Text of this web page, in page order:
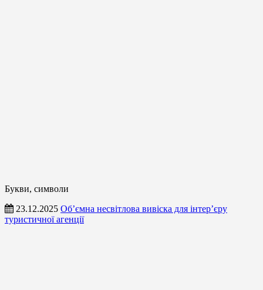
Букви, символи
23.12.2025 Об’ємна несвітлова вивіска для інтер’єру
туристичної агенції